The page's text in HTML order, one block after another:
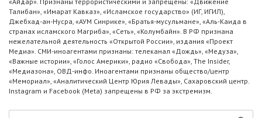
Талибан», «Имарат Кавказ», «Исламское государство» (ИГ, ИГИЛ),
Джебхад-ан-Нусра, «АУМ Синрике», «Братья-мусульмане», «Аль-Каида в
странах исламского Магриба», «Сеть», «Колумбайн». В РФ признана
нежелательной деятельность «Открытой России», издания «Проект
Медиа». СМИ-иноагентами признаны: телеканал «Дождь», «Медуза»,
«Важные истории», «Голос Америки», радио «Свобода», The Insider,
«Медиазона», ОВД-инфо. Иноагентами признаны общество/центр
«Мемориал», «Аналитический Центр Юрия Левады», Сахаровский центр.
Instagram и Facebook (Metа) запрещены в РФ за экстремизм.